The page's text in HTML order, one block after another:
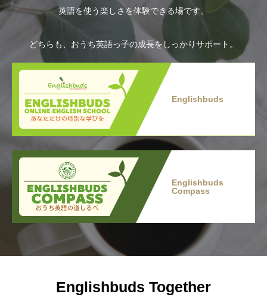
英語を使う楽しさを体験できる場です。
どちらも、おうち英語っ子の成長をしっかりサポート。
Englishbuds
Englishbuds
Compass
Englishbuds Together